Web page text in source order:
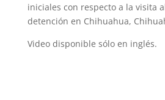
iniciales con respecto a la visita
detención en Chihuahua,
Video disponible sólo en inglés.